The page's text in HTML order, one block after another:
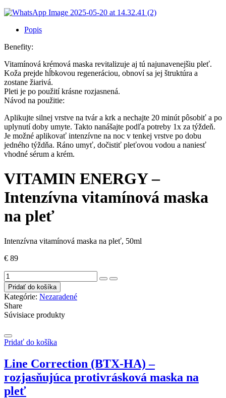
Popis
Benefity:
Vitamínová krémová maska ​​revitalizuje aj tú najunavenejšiu pleť.
Koža prejde hĺbkovou regeneráciou, obnoví sa jej štruktúra a
zostane žiarivá.
Pleti je po použití krásne rozjasnená.
Návod na použitie:
Aplikujte silnej vrstve na tvár a krk a nechajte 20 minút pôsobiť a po
uplynutí doby umyte. Takto nanášajte podľa potreby 1x za týždeň.
Je možné aplikovať intenzívne na noc v tenkej vrstve po dobu
jedného týždňa. Ráno umyť, dočistiť pleťovou vodou a naniesť
vhodné sérum a krém.
VITAMIN ENERGY –
Intenzívna vitamínová maska ​​
na pleť
Intenzívna vitamínová maska ​​na pleť, 50ml
€ 89
množstvo
VITAMIN
ENERGY
-
Intenzívna
vitamínová
na
Pridať do košíka
Kategórie: Nezaradené
Share
Súvisiace produkty
Pridať do košíka
Line Correction (BTX-HA) –
rozjasňujúca protivrásková maska na
pleť